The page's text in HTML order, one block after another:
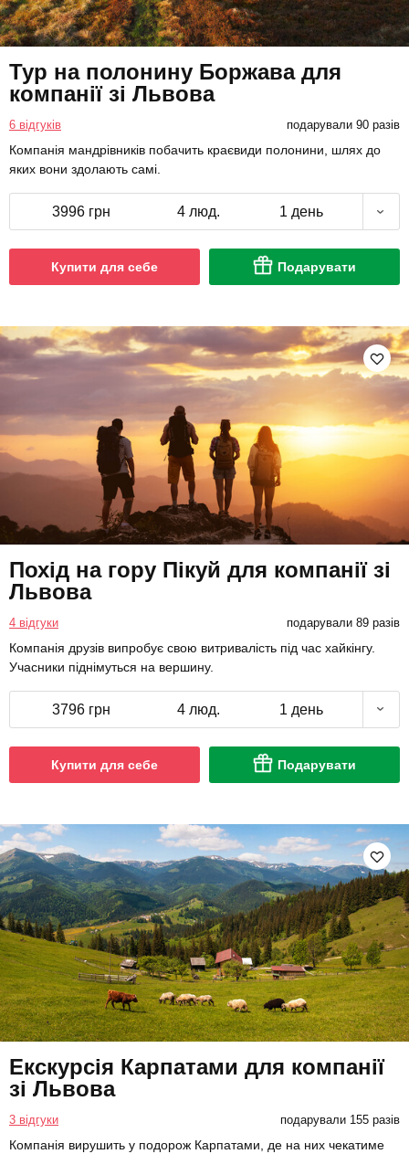
Тур на полонину Боржава для
компанії зі Львова
6 відгуків подарували 90 разів
Компанія мандрівників побачить краєвиди полонини, шлях до
яких вони здолають самі.
3996 грн 4 люд. 1 день
Купити для себе Подарувати
Похід на гору Пікуй для компанії зі
Львова
4 відгуки подарували 89 разів
Компанія друзів випробує свою витривалість під час хайкінгу.
Учасники піднімуться на вершину.
3796 грн 4 люд. 1 день
Купити для себе Подарувати
Екскурсія Карпатами для компанії
зі Львова
3 відгуки подарували 155 разів
Компанія вирушить у подорож Карпатами, де на них чекатиме